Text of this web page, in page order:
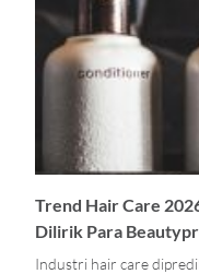
Trend Hair Care
Dilirik Para
Industri hair care